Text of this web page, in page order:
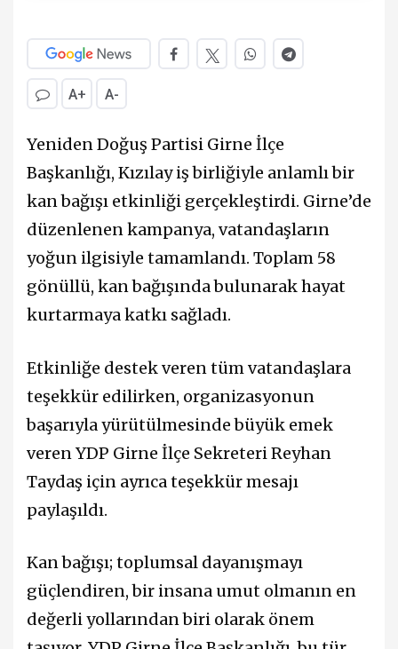
A+ A-
Yeniden Doğuş Partisi Girne İlçe
Başkanlığı, Kızılay iş birliğiyle anlamlı bir
kan bağışı etkinliği gerçekleştirdi. Girne’de
düzenlenen kampanya, vatandaşların
yoğun ilgisiyle tamamlandı. Toplam 58
gönüllü, kan bağışında bulunarak hayat
kurtarmaya katkı sağladı.
Etkinliğe destek veren tüm vatandaşlara
teşekkür edilirken, organizasyonun
başarıyla yürütülmesinde büyük emek
veren YDP Girne İlçe Sekreteri Reyhan
Taydaş için ayrıca teşekkür mesajı
paylaşıldı.
Kan bağışı; toplumsal dayanışmayı
güçlendiren, bir insana umut olmanın en
değerli yollarından biri olarak önem